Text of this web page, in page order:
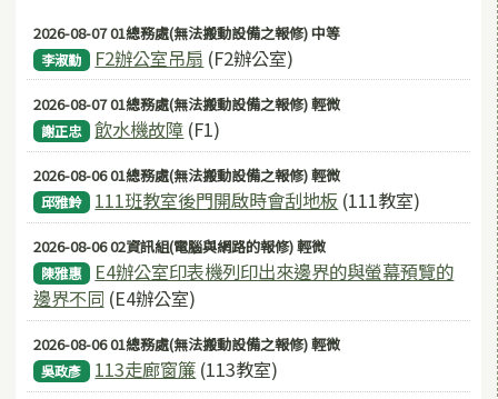
2026-08-07 01總務處(無法搬動設備之報修) 中等
李淑勤 F2辦公室吊扇 (F2辦公室)
2026-08-07 01總務處(無法搬動設備之報修) 輕微
謝正忠 飲水機故障 (F1)
2026-08-06 01總務處(無法搬動設備之報修) 輕微
邱雅鈴 111班教室後門開啟時會刮地板 (111教室)
2026-08-06 02資訊組(電腦與網路的報修) 輕微
陳雅惠
E4辦公室印表機列印出來邊界的與螢幕預覽的
邊界不同 (E4辦公室)
2026-08-06 01總務處(無法搬動設備之報修) 輕微
吳政彥 113走廊窗簾 (113教室)